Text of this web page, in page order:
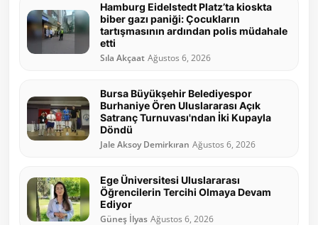
Hamburg Eidelstedt Platz’ta kioskta
biber gazı paniği: Çocukların
tartışmasının ardından polis müdahale
etti
Sıla Akçaat Ağustos 6, 2026
Bursa Büyükşehir Belediyespor
Burhaniye Ören Uluslararası Açık
Satranç Turnuvası'ndan İki Kupayla
Döndü
Jale Aksoy Demirkıran Ağustos 6, 2026
Ege Üniversitesi Uluslararası
Öğrencilerin Tercihi Olmaya Devam
Ediyor
Güneş İlyas Ağustos 6, 2026